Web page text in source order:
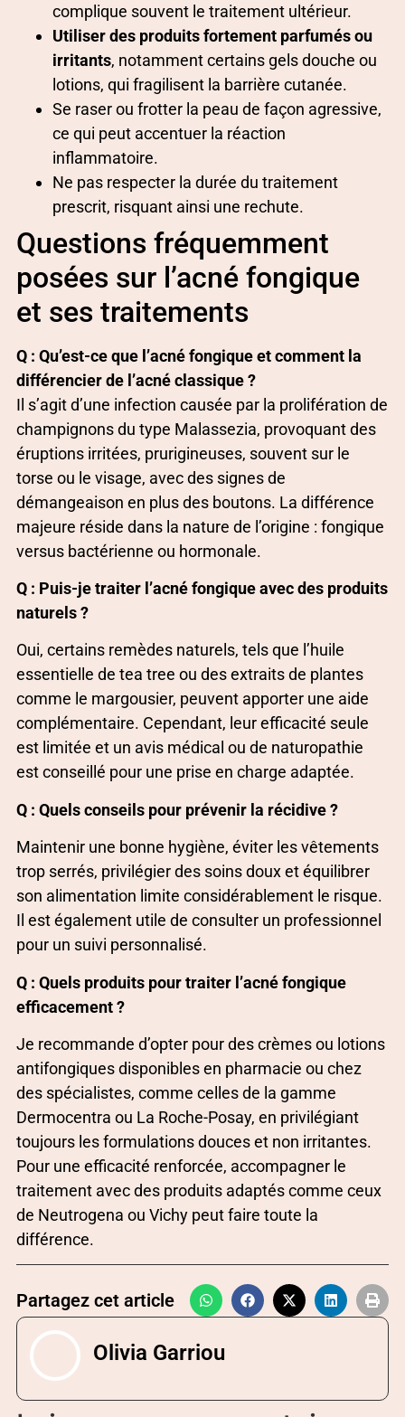
complique souvent le traitement ultérieur.
Utiliser des produits fortement parfumés ou
irritants, notamment certains gels douche ou
lotions, qui fragilisent la barrière cutanée.
Se raser ou frotter la peau de façon agressive,
ce qui peut accentuer la réaction
inflammatoire.
Ne pas respecter la durée du traitement
prescrit, risquant ainsi une rechute.
Questions fréquemment
posées sur l’acné fongique
et ses traitements
Q : Qu’est-ce que l’acné fongique et comment la
différencier de l’acné classique ?
Il s’agit d’une infection causée par la prolifération de
champignons du type Malassezia, provoquant des
éruptions irritées, prurigineuses, souvent sur le
torse ou le visage, avec des signes de
démangeaison en plus des boutons. La différence
majeure réside dans la nature de l’origine : fongique
versus bactérienne ou hormonale.
Q : Puis-je traiter l’acné fongique avec des produits
naturels ?
Oui, certains remèdes naturels, tels que l’huile
essentielle de tea tree ou des extraits de plantes
comme le margousier, peuvent apporter une aide
complémentaire. Cependant, leur efficacité seule
est limitée et un avis médical ou de naturopathie
est conseillé pour une prise en charge adaptée.
Q : Quels conseils pour prévenir la récidive ?
Maintenir une bonne hygiène, éviter les vêtements
trop serrés, privilégier des soins doux et équilibrer
son alimentation limite considérablement le risque.
Il est également utile de consulter un professionnel
pour un suivi personnalisé.
Q : Quels produits pour traiter l’acné fongique
efficacement ?
Je recommande d’opter pour des crèmes ou lotions
antifongiques disponibles en pharmacie ou chez
des spécialistes, comme celles de la gamme
Dermocentra ou La Roche-Posay, en privilégiant
toujours les formulations douces et non irritantes.
Pour une efficacité renforcée, accompagner le
traitement avec des produits adaptés comme ceux
de Neutrogena ou Vichy peut faire toute la
différence.
Partagez cet article
Olivia Garriou